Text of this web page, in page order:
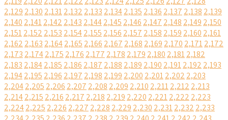
2,129 2,130 2,1312,132 2,133 2,1342,135 2,136 2,137 2,138 2,139
2,140 2,1412,142 2,143 2,1442,145 2,146 2,147 2,148 2,149 2,150
2,1512,152 2,153 2,1542,155 2,156 2,157 2,158 2,159 2,160 2,161
2,162 2,163 2,1642,165 2,166 2,167 2,168 2,169 2,170 2,1712,172
2,173 2,1742,175 2,176 2,177 2,178 2,179 2,180 2,1812,182
2,183 2,1842,185 2,186 2,187 2,188 2,189 2,190 2,1912,192 2,193
2,1942,195 2,196 2,197 2,198 2,199 2,200 2,2012,202 2,203
2,2042,205 2,206 2,207 2,208 2,209 2,210 2,2112,212 2,213
2,2142,215 2,216 2,217 2,218 2,219 2,220 2,2212,222 2,223
2,2242,225 2,226 2,227 2,228 2,229 2,230 2,2312,232 2,233